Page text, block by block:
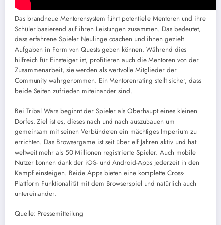
Das brandneue Mentorensystem führt potentielle Mentoren und ihre
Schüler basierend auf ihren Leistungen zusammen. Das bedeutet,
dass erfahrene Spieler Neulinge coachen und ihnen gezielt
Aufgaben in Form von Quests geben können. Während dies
hilfreich für Einsteiger ist, profitieren auch die Mentoren von der
Zusammenarbeit, sie werden als wertvolle Mitglieder der
Community wahrgenommen. Ein Mentorenrating stellt sicher, dass
beide Seiten zufrieden miteinander sind.
Bei Tribal Wars beginnt der Spieler als Oberhaupt eines kleinen
Dorfes. Ziel ist es, dieses nach und nach auszubauen um
gemeinsam mit seinen Verbündeten ein mächtiges Imperium zu
errichten. Das Browsergame ist seit über elf Jahren aktiv und hat
weltweit mehr als 50 Millionen registrierte Spieler. Auch mobile
Nutzer können dank der iOS- und Android-Apps jederzeit in den
Kampf einsteigen. Beide Apps bieten eine komplette Cross-
Plattform Funktionalität mit dem Browserspiel und natürlich auch
untereinander.
Quelle: Pressemitteilung